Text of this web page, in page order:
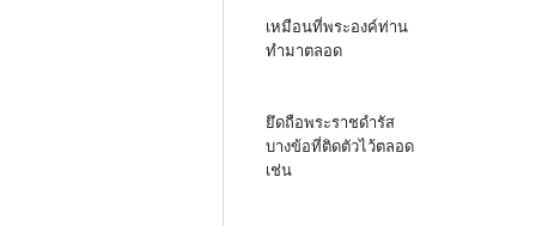
เหมือนที่พระองค์ท่าน
ทำมาตลอด
ยึดถือพระราชดำรัส
บางข้อที่ติดตัวไว้ตลอด
เช่น